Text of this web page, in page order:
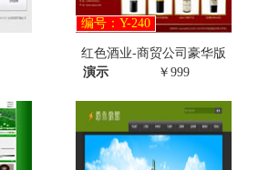
编号：Y-240
红色酒业-商贸公司豪华版
演示
￥999